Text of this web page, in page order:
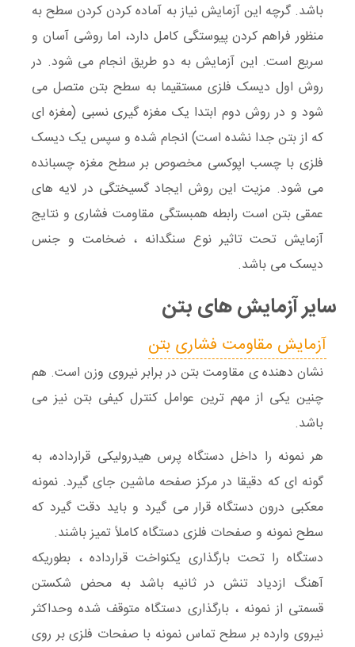
باشد. گرچه این آزمایش نیاز به آماده کردن کردن سطح به
منظور فراهم کردن پیوستگی کامل دارد، اما روشی آسان و
سریع است. این آزمایش به دو طریق انجام می شود. در
روش اول دیسک فلزی مستقیما به سطح بتن متصل می
شود و در روش دوم ابتدا یک مغزه گیری نسبی (مغزه ای
که از بتن جدا نشده است) انجام شده و سپس یک دیسک
فلزی با چسب اپوکسی مخصوص بر سطح مغزه چسبانده
می شود. مزیت این روش ایجاد گسیختگی در لایه های
عمقی بتن است رابطه همبستگی مقاومت فشاری و نتایج
آزمایش تحت تاثیر نوع سنگدانه ، ضخامت و جنس
دیسک می باشد.
سایر آزمایش های بتن
آزمایش مقاومت فشاری بتن
نشان دهنده ی مقاومت بتن در برابر نیروی وزن است. هم
چنین یکی از مهم ترین عوامل کنترل کیفی بتن نیز می
باشد.
هر نمونه را داخل دستگاه پرس هیدرولیکی قرارداده، به
گونه ای که دقیقا در مرکز صفحه ماشین جای گیرد. نمونه
معکبی درون دستگاه قرار می گیرد و باید دقت گیرد که
سطح نمونه و صفحات فلزی دستگاه کاملاً تمیز باشند.
دستگاه را تحت بارگذاری یکنواخت قرارداده ، بطوریکه
آهنگ ازدیاد تنش در ثانیه باشد به محض شکستن
قسمتی از نمونه ، بارگذاری دستگاه متوقف شده وحداکثر
نیروی وارده بر سطح تماس نمونه با صفحات فلزی بر روی